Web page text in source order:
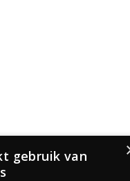
gebruik van